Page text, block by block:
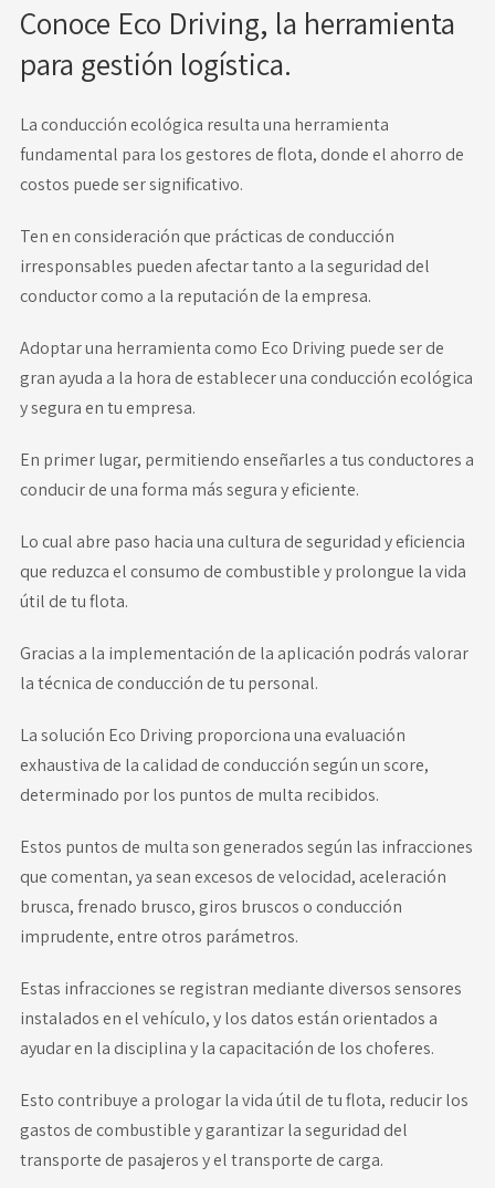
Conoce Eco Driving, la herramienta
para gestión logística.
La conducción ecológica resulta una herramienta
fundamental para los gestores de flota, donde el ahorro de
costos puede ser significativo.
Ten en consideración que prácticas de conducción
irresponsables pueden afectar tanto a la seguridad del
conductor como a la reputación de la empresa.
Adoptar una herramienta como Eco Driving puede ser de
gran ayuda a la hora de establecer una conducción ecológica
y segura en tu empresa.
En primer lugar, permitiendo enseñarles a tus conductores a
conducir de una forma más segura y eficiente.
Lo cual abre paso hacia una cultura de seguridad y eficiencia
que reduzca el consumo de combustible y prolongue la vida
útil de tu flota.
Gracias a la implementación de la aplicación podrás valorar
la técnica de conducción de tu personal.
La solución Eco Driving proporciona una evaluación
exhaustiva de la calidad de conducción según un score,
determinado por los puntos de multa recibidos.
Estos puntos de multa son generados según las infracciones
que comentan, ya sean excesos de velocidad, aceleración
brusca, frenado brusco, giros bruscos o conducción
imprudente, entre otros parámetros.
Estas infracciones se registran mediante diversos sensores
instalados en el vehículo, y los datos están orientados a
ayudar en la disciplina y la capacitación de los choferes.
Esto contribuye a prologar la vida útil de tu flota, reducir los
gastos de combustible y garantizar la seguridad del
transporte de pasajeros y el transporte de carga.